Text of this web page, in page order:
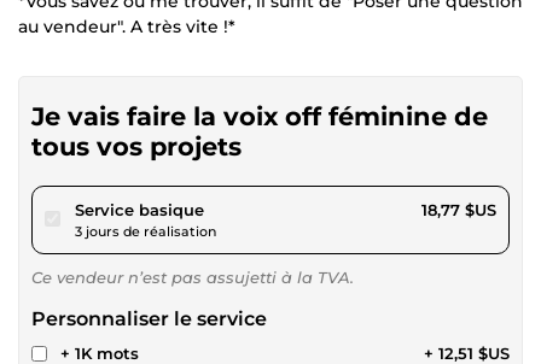
au vendeur". A très vite !*
Je vais faire la voix off féminine de
tous vos projets
Service basiquepour 17,29 $US
3 jours de réalisation
18,77 $US
Ce vendeur n’est pas assujetti à la TVA.
Personnaliser le service
+ 1K mots + 12,51 $US